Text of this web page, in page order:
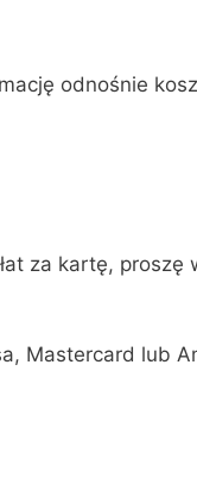
odnośnie
za kartę, proszę
Mastercard lub